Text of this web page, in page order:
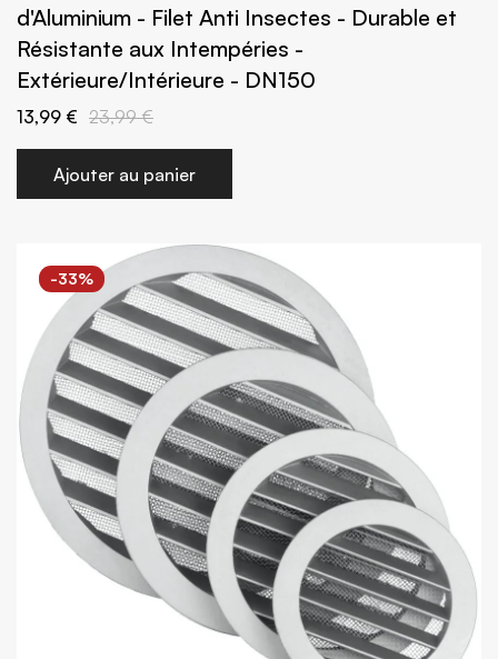
d'Aluminium - Filet Anti Insectes - Durable et
Résistante aux Intempéries -
Extérieure/Intérieure - DN150
13,99 € 23,99 €
Ajouter au panier
-33%